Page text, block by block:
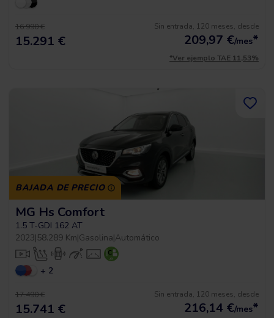
16.990 €
15.291 €
Sin entrada, 120 meses, desde
209,97 €/mes*
*Ver ejemplo TAE 11,53%
BAJADA DE PRECIO
MG Hs Comfort
1.5 T-GDI 162 AT
2023|58.289 Km|Gasolina|Automático
+ 2
17.490 €
15.741 €
Sin entrada, 120 meses, desde
216,14 €/mes*